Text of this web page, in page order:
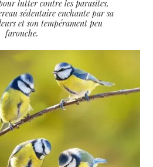
lutter contre les parasites,
sédentaire enchante par sa
et son tempérament peu
farouche.